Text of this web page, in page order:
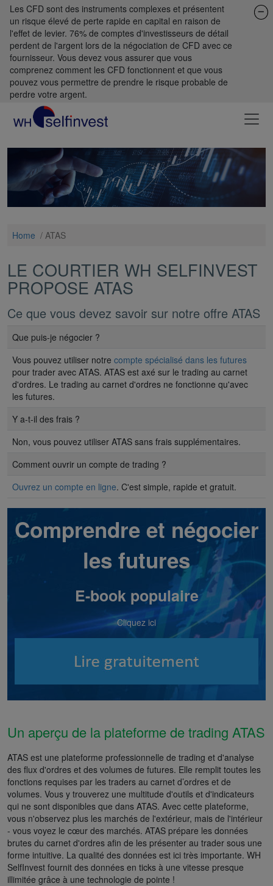
Les CFD sont des instruments complexes et présentent
un risque élevé de perte rapide en capital en raison de
l'effet de levier. 76% de comptes d'investisseurs de détail
perdent de l'argent lors de la négociation de CFD avec ce
fournisseur. Vous devez vous assurer que vous
comprenez comment les CFD fonctionnent et que vous
pouvez vous permettre de prendre le risque probable de
perdre votre argent.
Home / ATAS
LE COURTIER WH SELFINVEST
PROPOSE ATAS
Ce que vous devez savoir sur notre offre ATAS
Que puis-je négocier ?
Vous pouvez utiliser notre compte spécialisé dans les futures
pour trader avec ATAS. ATAS est axé sur le trading au carnet
d'ordres. Le trading au carnet d'ordres ne fonctionne qu'avec
les futures.
Y a-t-il des frais ?
Non, vous pouvez utiliser ATAS sans frais supplémentaires.
Comment ouvrir un compte de trading ?
Ouvrez un compte en ligne. C'est simple, rapide et gratuit.
Comprendre et négocier
les futures
E-book populaire
Cliquez ici
Un aperçu de la plateforme de trading ATAS
ATAS est une plateforme professionnelle de trading et d'analyse
des flux d'ordres et des volumes de futures. Elle remplit toutes les
fonctions requises par les traders au carnet d’ordres et de
volumes. Vous y trouverez une multitude d'outils et d'indicateurs
qui ne sont disponibles que dans ATAS. Avec cette plateforme,
vous n'observez plus les marchés de l'extérieur, mais de l'intérieur
- vous voyez le cœur des marchés. ATAS prépare les données
brutes du carnet d'ordres afin de les présenter au trader sous une
forme intuitive. La qualité des données est ici très importante. WH
SelfInvest fournit des données en ticks à une vitesse presque
illimitée grâce à une technologie de pointe !